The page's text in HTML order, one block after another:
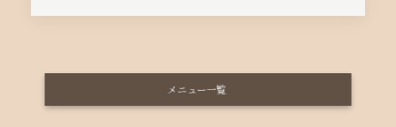
メニュー一覧